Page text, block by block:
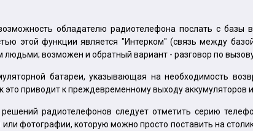
обладателю радиотелефона послать с базы
этой функции является "Интерком" (связь между
возможен и обратный вариант - разговор по
батареи, указывающая на необходимость
приводит к преждевременному выходу аккумуляторов
радиотелефонов следует отметить серию
фотографии, которую можно просто поставить на столик